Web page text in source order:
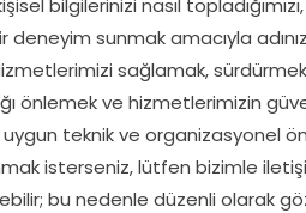
bilgilerinizi nasıl topladığımızı,
deneyim sunmak amacıyla
sağlamak,
önlemek ve hizmetlerimizin
teknik ve organizasyonel
isterseniz, lütfen bizimle
bu nedenle düzenli olarak